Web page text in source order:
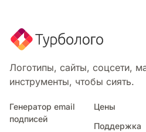
Логотипы, сайты, соцсети,
инструменты, чтобы сиять.
Генератор email
подписей
Цены
Поддержка